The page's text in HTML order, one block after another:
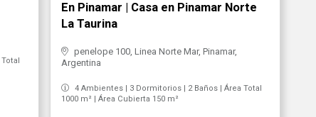
En Pinamar | Casa en Pinamar Norte
La Taurina
penelope 100, Linea Norte Mar, Pinamar,
Argentina
4 Ambientes | 3 Dormitorios | 2 Baños | Área Total
1000 m² | Área Cubierta 150 m²